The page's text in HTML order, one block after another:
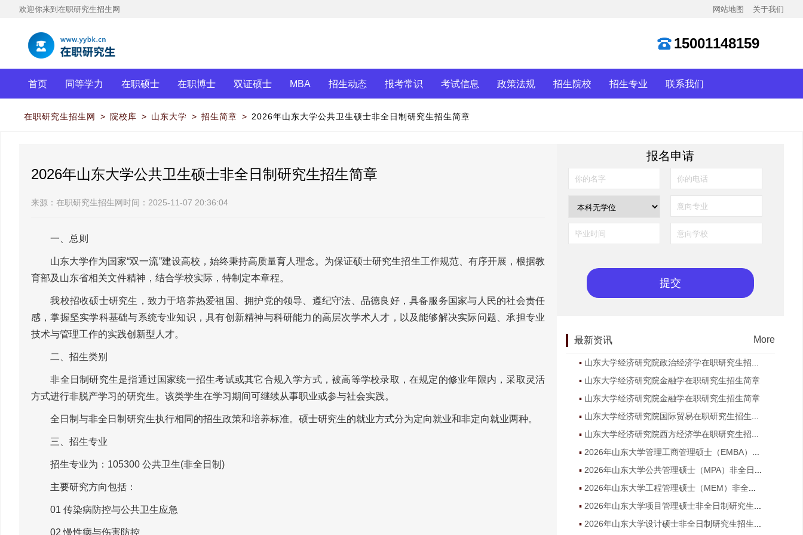
欢迎你来到在职研究生招生网 网站地图 关于我们
15001148159
首页 同等学力 在职硕士 在职博士 双证硕士 MBA 招生动态 报考常识 考试信息 政策法规 招生院校 招生专业 联系我们
在职研究生招生网 > 院校库 > 山东大学 > 招生简章 > 2026年山东大学公共卫生硕士非全日制研究生招生简章
2026年山东大学公共卫生硕士非全日制研究生招生简章
来源： 在职研究生招生网 时间：2025-11-07 20:36:04
一、总则
山东大学作为国家“双一流”建设高校，始终秉持高质量育人理念。为保证硕士研究生招生工作规范、有序开展，根据教
育部及山东省相关文件精神，结合学校实际，特制定本章程。
我校招收硕士研究生，致力于培养热爱祖国、拥护党的领导、遵纪守法、品德良好，具备服务国家与人民的社会责任
感，掌握坚实学科基础与系统专业知识，具有创新精神与科研能力的高层次学术人才，以及能够解决实际问题、承担专业
技术与管理工作的实践创新型人才。
二、招生类别
非全日制研究生是指通过国家统一招生考试或其它合规入学方式，被高等学校录取，在规定的修业年限内，采取灵活
方式进行非脱产学习的研究生。该类学生在学习期间可继续从事职业或参与社会实践。
全日制与非全日制研究生执行相同的招生政策和培养标准。硕士研究生的就业方式分为定向就业和非定向就业两种。
三、招生专业
招生专业为：105300 公共卫生(非全日制)
主要研究方向包括：
01 传染病防控与公共卫生应急
02 慢性病与伤害防控
报名申请
最新资讯 More
山东大学经济研究院金融学在职研究生招生简章
山东大学经济研究院金融学在职研究生招生简章